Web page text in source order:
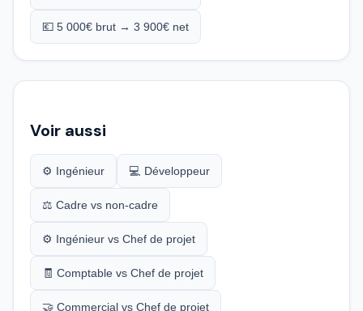
💶 5 000€ brut → 3 900€ net
Voir aussi
⚙️ Ingénieur 💻 Développeur
⚖️ Cadre vs non-cadre
⚙️ Ingénieur vs Chef de projet
🧾 Comptable vs Chef de projet
🤝 Commercial vs Chef de projet